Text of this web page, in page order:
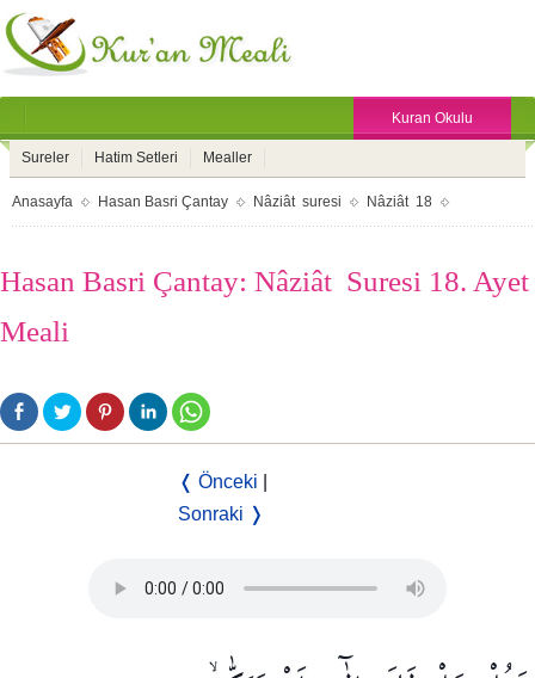
Kuran Okulu
Sureler Hatim Setleri Mealler
Anasayfa Hasan Basri Çantay Nâziât suresi Nâziât 18
Hasan Basri Çantay: Nâziât Suresi 18. Ayet
Meali
❬ Önceki
Sonraki ❭